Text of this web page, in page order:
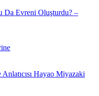
Da Evreni Oluşturdu? –
Hayao Miyazaki